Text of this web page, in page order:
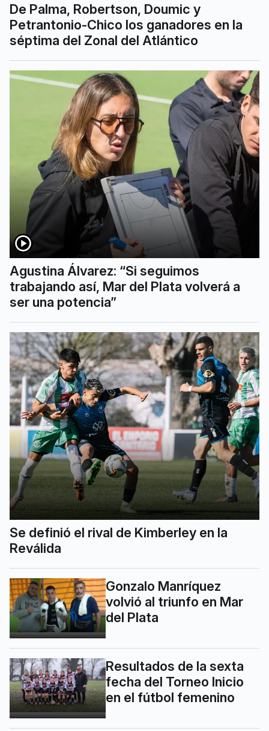
De Palma, Robertson, Doumic y
Petrantonio-Chico los ganadores en la
séptima del Zonal del Atlántico
Agustina Álvarez: “Si seguimos
trabajando así, Mar del Plata volverá a
ser una potencia”
Se definió el rival de Kimberley en la
Reválida
Gonzalo Manríquez
volvió al triunfo en Mar
del Plata
Resultados de la sexta
fecha del Torneo Inicio
en el fútbol femenino